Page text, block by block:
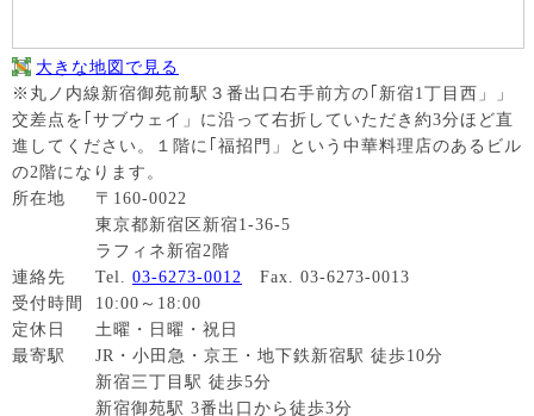
大きな地図で見る
※丸ノ内線新宿御苑前駅３番出口右手前方の｢新宿1丁目西」」
交差点を｢サブウェイ」に沿って右折していただき約3分ほど直
進してください。１階に｢福招門」という中華料理店のあるビル
の2階になります。
所在地
〒160-0022
東京都新宿区新宿1-36-5
ラフィネ新宿2階
連絡先
Tel. 03-6273-0012
Fax. 03-6273-0013
受付時間
10:00～18:00
定休日
土曜・日曜・祝日
最寄駅
JR・小田急・京王・地下鉄新宿駅 徒歩10分
新宿三丁目駅 徒歩5分
新宿御苑駅 3番出口から徒歩3分